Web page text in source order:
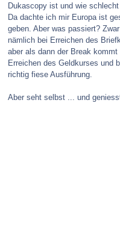
Dukascopy ist und wie schlecht
Da dachte ich mir Europa ist
geben. Aber was passiert?
nämlich bei Erreichen des
aber als dann der Break
Erreichen des Geldkurses und
richtig fiese Ausführung.
Aber seht selbst ... und